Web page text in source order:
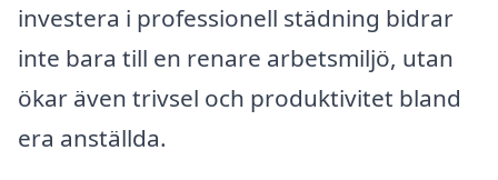
investera i professionell städning bidrar
inte bara till en renare arbetsmiljö, utan
ökar även trivsel och produktivitet bland
era anställda.